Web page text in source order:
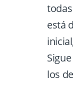
está
los